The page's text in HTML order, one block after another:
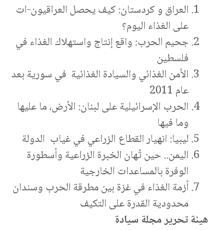
العراق و كردستان: كيف يحصل العراقيون-ات
على الغذاء اليوم؟
جحيم الحرب: واقع إنتاج واستهلاك الغذاء في
فلسطين
الأمن الغذائي والسيادة الغذائية في سورية بعد
عام 2011
الحرب الإسرائيلية على لبنان: الأرض، ما عليها
وما فيها
ليبيا: انهيار القطاع الزراعي في غياب الدولة
اليمن.. حين تُهان الخبرة الزراعية وأسطورة
الوفرة بالمساعدات الخارجية
أزمة الغذاء في غزة بين مطرقة الحرب وسندان
محدودية القدرة على التكيف
هيئة تحرير مجلة سيادة